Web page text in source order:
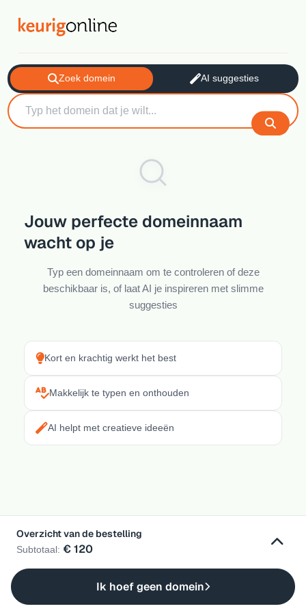
Zoek domein AI suggesties
Jouw perfecte domeinnaam
wacht op je
Typ een domeinnaam om te controleren of deze
beschikbaar is, of laat AI je inspireren met slimme
suggesties
Kort en krachtig werkt het best
Makkelijk te typen en onthouden
AI helpt met creatieve ideeën
Overzicht van de bestelling
Subtotaal: € 120
Ik hoef geen domein